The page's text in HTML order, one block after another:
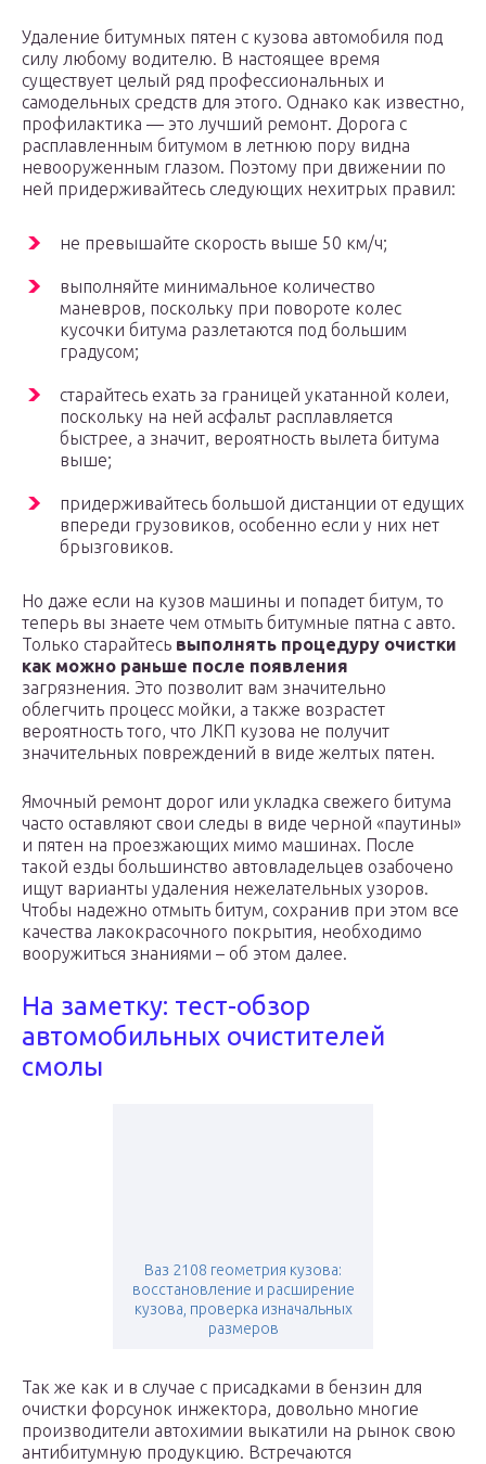
Удаление битумных пятен с кузова автомобиля под
силу любому водителю. В настоящее время
существует целый ряд профессиональных и
самодельных средств для этого. Однако как известно,
профилактика — это лучший ремонт. Дорога с
расплавленным битумом в летнюю пору видна
невооруженным глазом. Поэтому при движении по
ней придерживайтесь следующих нехитрых правил:
не превышайте скорость выше 50 км/ч;
выполняйте минимальное количество
маневров, поскольку при повороте колес
кусочки битума разлетаются под большим
градусом;
старайтесь ехать за границей укатанной колеи,
поскольку на ней асфальт расплавляется
быстрее, а значит, вероятность вылета битума
выше;
придерживайтесь большой дистанции от едущих
впереди грузовиков, особенно если у них нет
брызговиков.
Но даже если на кузов машины и попадет битум, то
теперь вы знаете чем отмыть битумные пятна с авто.
Только старайтесь выполнять процедуру очистки
как можно раньше после появления
загрязнения. Это позволит вам значительно
облегчить процесс мойки, а также возрастет
вероятность того, что ЛКП кузова не получит
значительных повреждений в виде желтых пятен.
Ямочный ремонт дорог или укладка свежего битума
часто оставляют свои следы в виде черной «паутины»
и пятен на проезжающих мимо машинах. После
такой езды большинство автовладельцев озабочено
ищут варианты удаления нежелательных узоров.
Чтобы надежно отмыть битум, сохранив при этом все
качества лакокрасочного покрытия, необходимо
вооружиться знаниями – об этом далее.
На заметку: тест-обзор
автомобильных очистителей
смолы
Ваз 2108 геометрия кузова:
восстановление и расширение
кузова, проверка изначальных
размеров
Так же как и в случае с присадками в бензин для
очистки форсунок инжектора, довольно многие
производители автохимии выкатили на рынок свою
антибитумную продукцию. Встречаются